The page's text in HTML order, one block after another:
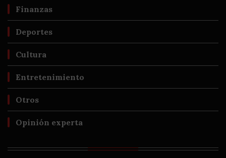
Finanzas
Deportes
Cultura
Entretenimiento
Otros
Opinión experta